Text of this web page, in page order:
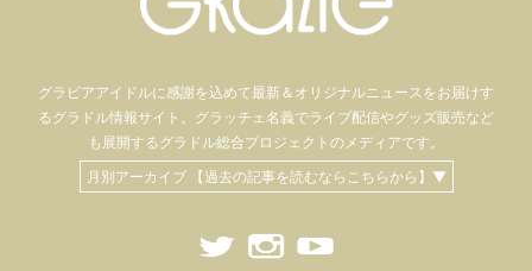
グラビアアイドルに感謝を込めて最新＆オリジナルニュースをお届けす
るグラドル情報サイト。 グラッチェ名義でライブ配信やグッズ販売など
も 展開するグラドル総合プロジェクトのメディアです。
月別アーカイブ 【過去の記事を読むならこちらから】▼